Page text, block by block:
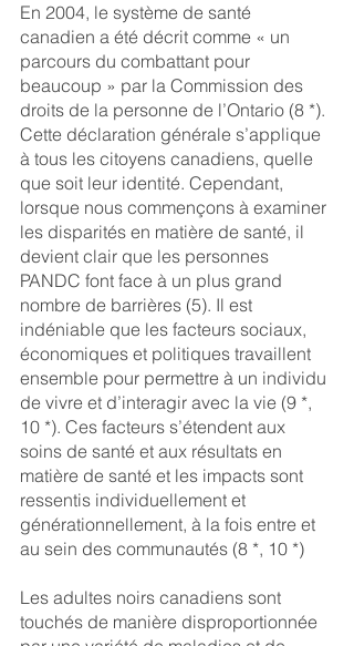
En 2004, le système de santé
canadien a été décrit comme « un
parcours du combattant pour
beaucoup » par la Commission des
droits de la personne de l’Ontario (8 *).
Cette déclaration générale s’applique
à tous les citoyens canadiens, quelle
que soit leur identité. Cependant,
lorsque nous commençons à examiner
les disparités en matière de santé, il
devient clair que les personnes
PANDC font face à un plus grand
nombre de barrières (5). Il est
indéniable que les facteurs sociaux,
économiques et politiques travaillent
ensemble pour permettre à un individu
de vivre et d’interagir avec la vie (9 *,
10 *). Ces facteurs s’étendent aux
soins de santé et aux résultats en
matière de santé et les impacts sont
ressentis individuellement et
générationnellement, à la fois entre et
au sein des communautés (8 *, 10 *)
Les adultes noirs canadiens sont
touchés de manière disproportionnée